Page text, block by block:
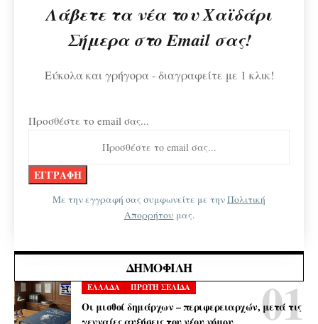
Λάβετε τα νέα του Χαϊδάρι
Σήμερα στο Email σας!
Εύκολα και γρήγορα - διαγραφείτε με 1 κλικ!
Προσθέστε το email σας...
Με την εγγραφή σας συμφωνείτε με τηνΠολιτική
Απορρήτου μας.
ΔΗΜΟΦΙΛΉ
ΕΛΛΑΔΑ ΠΡΩΤΗ ΣΕΛΙΔΑ
Οι μισθοί δημάρχων – περιφερειαρχών, μετά τις